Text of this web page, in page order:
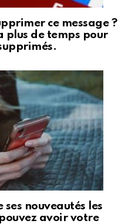
ce message ?
plus de temps pour
ses nouveautés les
avoir votre